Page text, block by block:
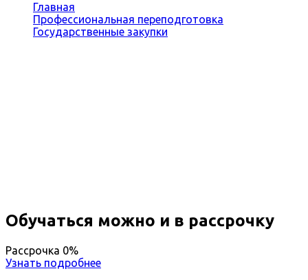
Главная
Профессиональная переподготовка
Государственные закупки
Обучаться можно и в рассрочку
Рассрочка 0%
Узнать подробнее